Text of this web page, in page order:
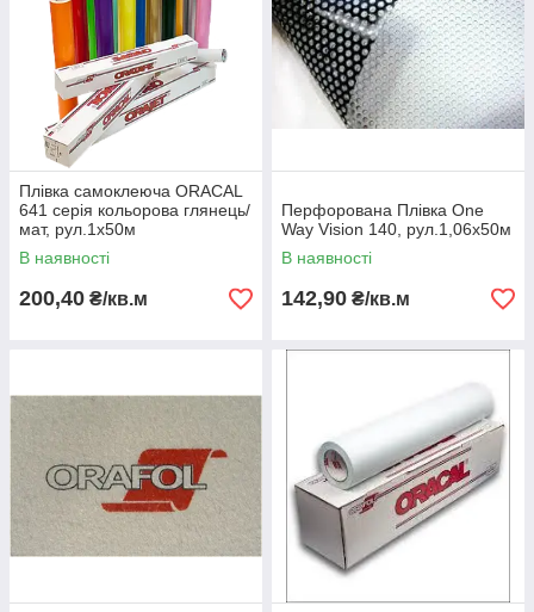
Плівка самоклеюча ORACAL
641 серія кольорова глянець/
мат, рул.1х50м
В наявності
200,40 ₴/кв.м
Перфорована Плівка One
Way Vision 140, рул.1,06х50м
В наявності
142,90 ₴/кв.м